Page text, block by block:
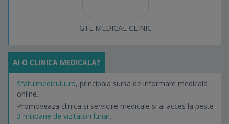
GTL MEDICAL CLINIC
AI O CLINICA MEDICALA?
Sfatulmedicului.ro, principala sursa de informare medicala
online.
Promoveaza clinica si serviciile medicale si ai acces la peste
3 milioane de vizitatori lunar.